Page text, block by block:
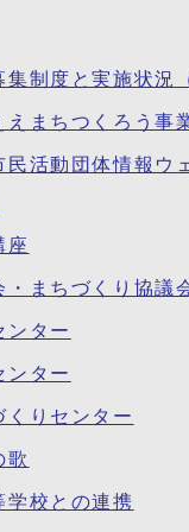
集制度と実施状況
えまちつくろう事
民活動団体情報ウ
座
・まちづくり協議
ンター
ンター
くりセンター
歌
学校との連携